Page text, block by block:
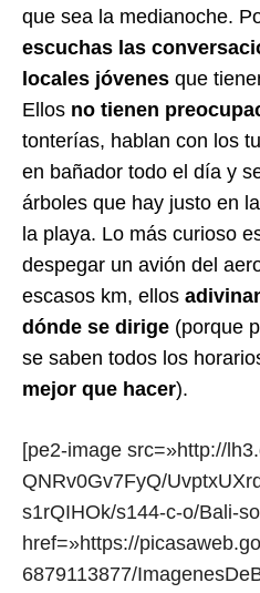
que sea la medianoche.
escuchas las
locales jóvenes que
Ellos no tienen
tonterías, hablan con los
en bañador todo el día y
árboles que hay justo en
la playa. Lo más curioso
despegar un avión del
escasos km, ellos
dónde se dirige (porque
se saben todos los
mejor que hacer).
[pe2-image src=»http://
QNRv0Gv7FyQ/
s1rQIHOk/s144-c-o/Bali-
href=»https://
6879113877/